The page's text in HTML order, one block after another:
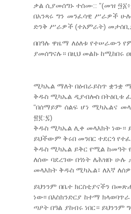
ቃል ሲያመሰግኑ ተሰሙ:: ”(መዝ
በአንጻሩ ግን መንፈሳዊ ሥራዎች
ድንቅ ሥራዎች (ተአምራት)
በበዓሉ ዋዜማ ለዕለቱ የተሠራውን
ያመሰግናሉ። በዚህ መልኩ ከሚከበሩ
ሚካኤል ማለት በዕብራይስጥ ቋንቋ
ቅዱስ ሚካኤል ዲያብሎስ በትዕቢቱ
“በሰማይም ሰልፍ ሆነ ሚካኤልና
፳፪:፯)
ቅዱስ ሚካኤል ሊቀ መላእክት ነው።
ይህችውም ቅሩበ መንበር ተደርጎ
ቅዱስ ሚካኤል ይቅር የሚል ከመዓት
ለሰው ባደረገው በጎነት ለሕዝቡ ሁሉ
መላእክት ቅዱስ ሚካኤል፣ ለእኛ
ይህንንም በቤተ ክርስቲያናችን
ነው፡፡ በእስክንድርያ ከተማ
ጣዖት በዓል ያከብሩ ነበር።